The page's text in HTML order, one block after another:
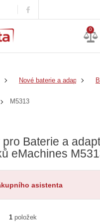
0
Nové baterie a adaptéry
M5313
pro Baterie a
eMachines
asistenta
1položek